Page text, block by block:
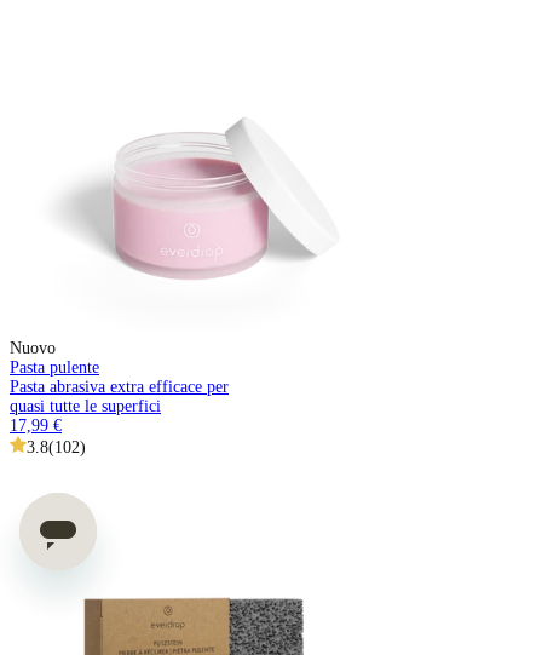
Nuovo
Pasta pulente
Pasta abrasiva extra efficace per
quasi tutte le superfici
17,99 €
3.8(102)